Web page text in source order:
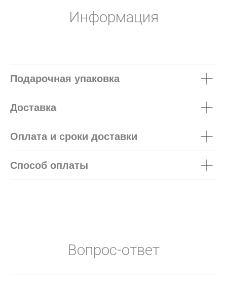
Информация
Подарочная упаковка
Доставка
Оплата и сроки доставки
Способ оплаты
Вопрос-ответ